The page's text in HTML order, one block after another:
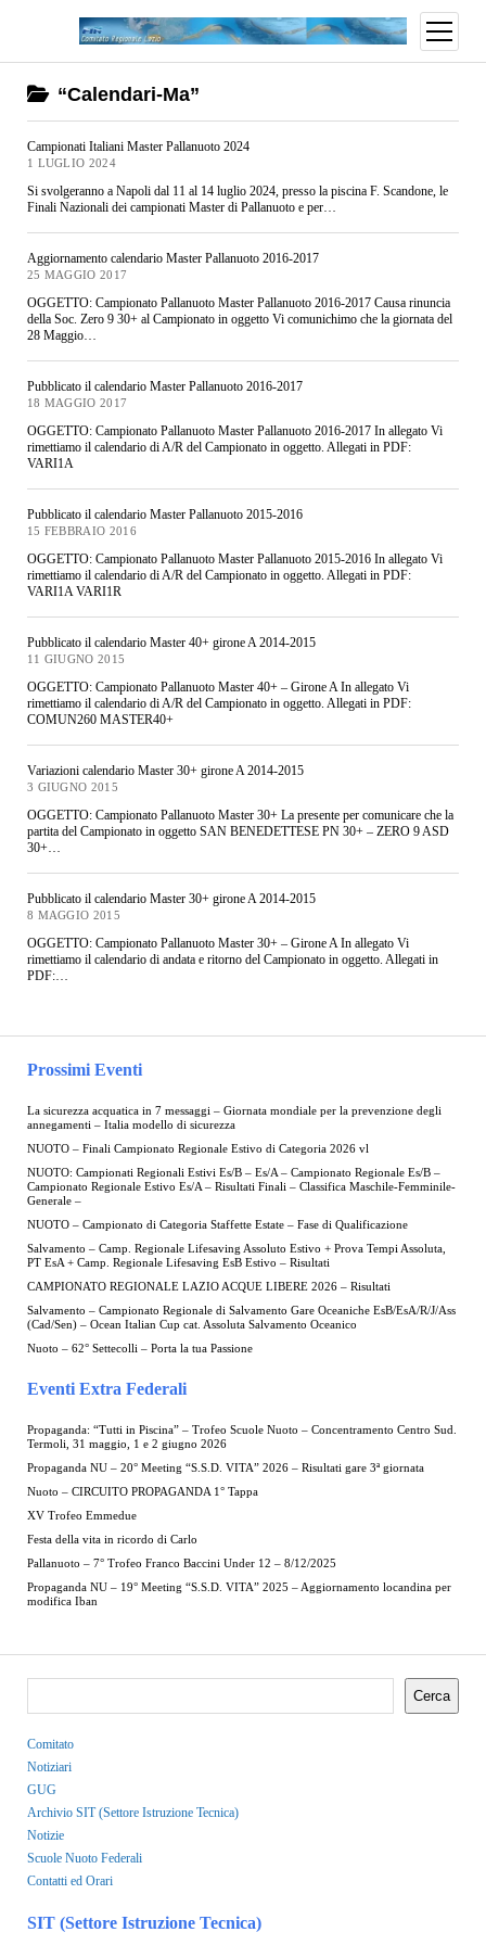
Prossimi Eventi
La sicurezza acquatica in 7 messaggi – Giornata mondiale per la prevenzione degli
annegamenti – Italia modello di sicurezza
NUOTO – Finali Campionato Regionale Estivo di Categoria 2026 vl
NUOTO: Campionati Regionali Estivi Es/B – Es/A – Campionato Regionale Es/B –
Campionato Regionale Estivo Es/A – Risultati Finali – Classifica Maschile-Femminile-
Generale –
NUOTO – Campionato di Categoria Staffette Estate – Fase di Qualificazione
Salvamento – Camp. Regionale Lifesaving Assoluto Estivo + Prova Tempi Assoluta,
PT EsA + Camp. Regionale Lifesaving EsB Estivo – Risultati
CAMPIONATO REGIONALE LAZIO ACQUE LIBERE 2026 – Risultati
Salvamento – Campionato Regionale di Salvamento Gare Oceaniche EsB/EsA/R/J/Ass
(Cad/Sen) – Ocean Italian Cup cat. Assoluta Salvamento Oceanico
Nuoto – 62° Settecolli – Porta la tua Passione
Eventi Extra Federali
Propaganda: “Tutti in Piscina” – Trofeo Scuole Nuoto – Concentramento Centro Sud.
Termoli, 31 maggio, 1 e 2 giugno 2026
Propaganda NU – 20° Meeting “S.S.D. VITA” 2026 – Risultati gare 3ª giornata
Nuoto – CIRCUITO PROPAGANDA 1° Tappa
XV Trofeo Emmedue
Festa della vita in ricordo di Carlo
Pallanuoto – 7° Trofeo Franco Baccini Under 12 – 8/12/2025
Propaganda NU – 19° Meeting “S.S.D. VITA” 2025 – Aggiornamento locandina per
modifica Iban
“Calendari-Ma”
Campionati Italiani Master Pallanuoto 2024
1 LUGLIO 2024
Si svolgeranno a Napoli dal 11 al 14 luglio 2024, presso la piscina F. Scandone, le
Finali Nazionali dei campionati Master di Pallanuoto e per…
Aggiornamento calendario Master Pallanuoto 2016-2017
25 MAGGIO 2017
OGGETTO: Campionato Pallanuoto Master Pallanuoto 2016-2017 Causa rinuncia
della Soc. Zero 9 30+ al Campionato in oggetto Vi comunichimo che la giornata del
28 Maggio…
Pubblicato il calendario Master Pallanuoto 2016-2017
18 MAGGIO 2017
OGGETTO: Campionato Pallanuoto Master Pallanuoto 2016-2017 In allegato Vi
rimettiamo il calendario di A/R del Campionato in oggetto. Allegati in PDF:
VARI1A
Pubblicato il calendario Master Pallanuoto 2015-2016
15 FEBBRAIO 2016
OGGETTO: Campionato Pallanuoto Master Pallanuoto 2015-2016 In allegato Vi
rimettiamo il calendario di A/R del Campionato in oggetto. Allegati in PDF:
VARI1A VARI1R
Pubblicato il calendario Master 40+ girone A 2014-2015
11 GIUGNO 2015
OGGETTO: Campionato Pallanuoto Master 40+ – Girone A In allegato Vi
rimettiamo il calendario di A/R del Campionato in oggetto. Allegati in PDF:
COMUN260 MASTER40+
Variazioni calendario Master 30+ girone A 2014-2015
3 GIUGNO 2015
OGGETTO: Campionato Pallanuoto Master 30+ La presente per comunicare che la
partita del Campionato in oggetto SAN BENEDETTESE PN 30+ – ZERO 9 ASD
30+…
Pubblicato il calendario Master 30+ girone A 2014-2015
8 MAGGIO 2015
OGGETTO: Campionato Pallanuoto Master 30+ – Girone A In allegato Vi
rimettiamo il calendario di andata e ritorno del Campionato in oggetto. Allegati in
PDF:…
Cerca
Comitato
Notiziari
GUG
Archivio SIT (Settore Istruzione Tecnica)
Notizie
Scuole Nuoto Federali
Contatti ed Orari
SIT (Settore Istruzione Tecnica)